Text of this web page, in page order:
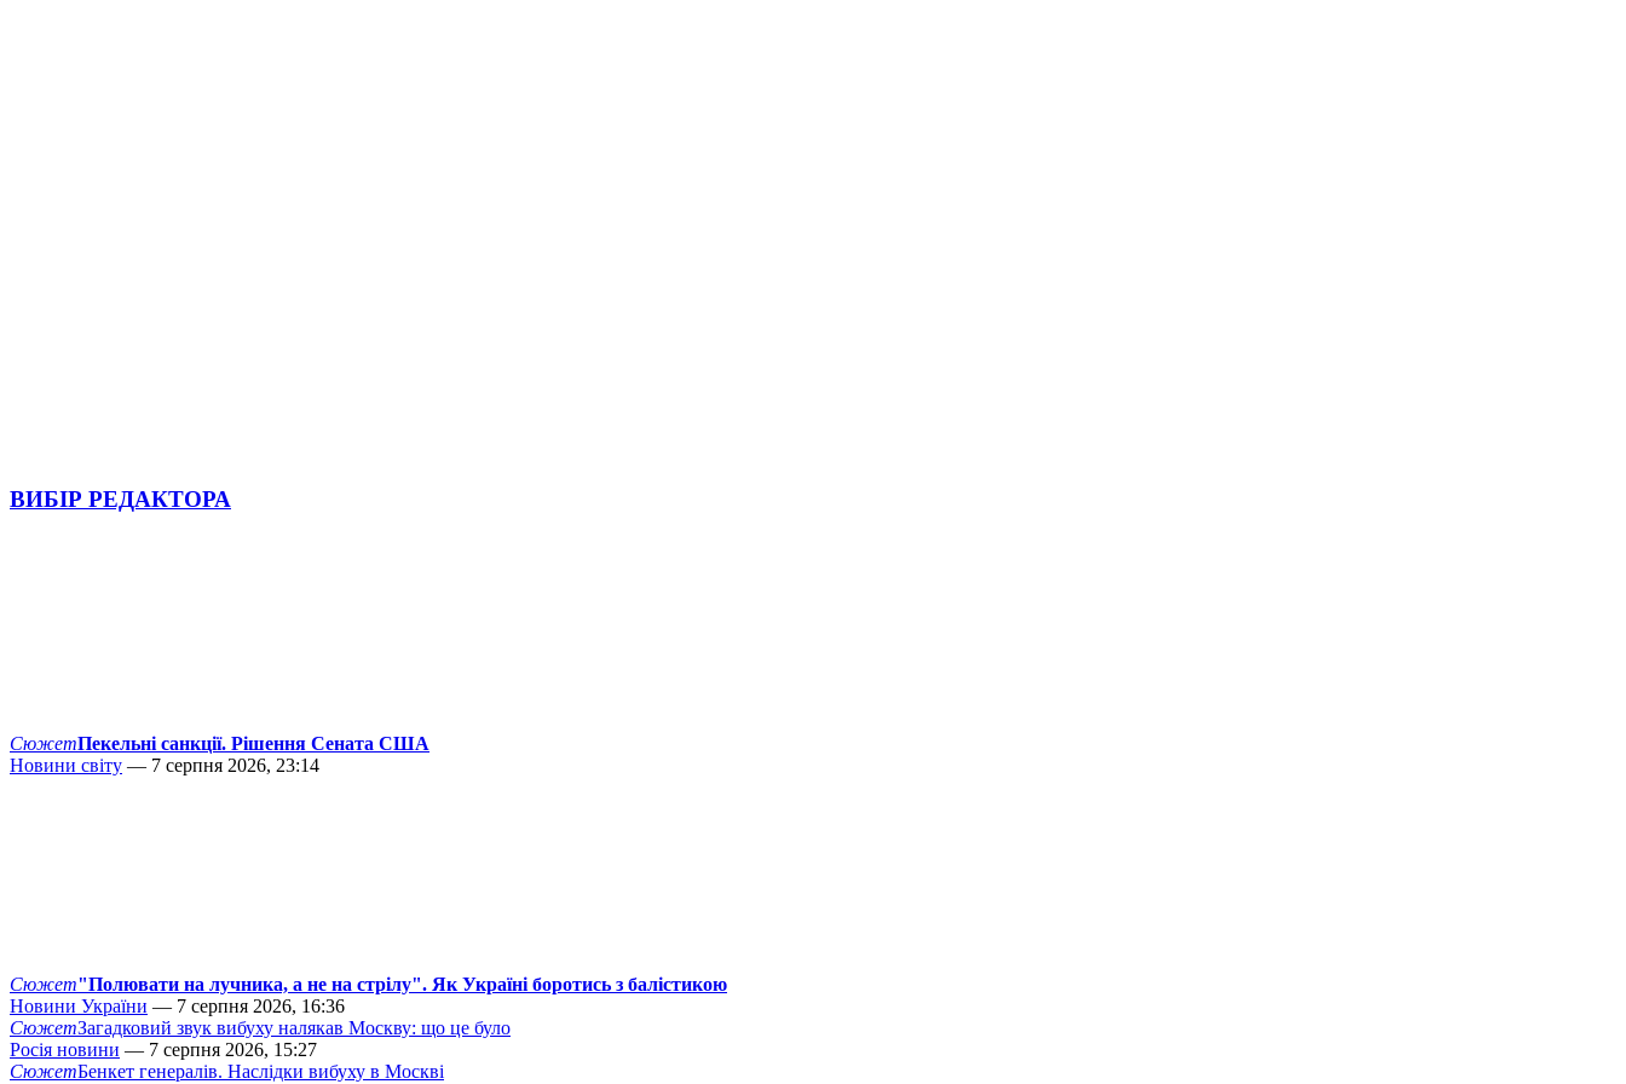
ВИБІР РЕДАКТОРА
СюжетПекельні санкції. Рішення Сената США
Новини світу — 7 серпня 2026, 23:14
Сюжет"Полювати на лучника, а не на стрілу". Як Україні боротись з балістикою
Новини України — 7 серпня 2026, 16:36
СюжетЗагадковий звук вибуху налякав Москву: що це було
Росія новини — 7 серпня 2026, 15:27
СюжетБенкет генералів. Наслідки вибуху в Москві